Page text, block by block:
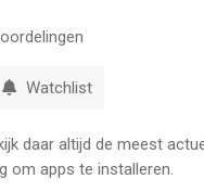
Watchlist
daar altijd de meest
om apps te installeren.